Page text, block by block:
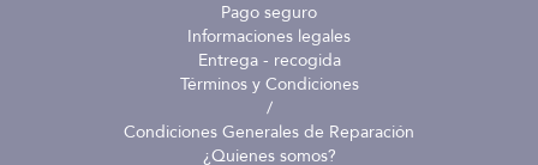
Pago seguro
Informaciones legales
Entrega - recogida
Términos y Condiciones
/
Condiciones Generales de Reparación
¿Quienes somos?